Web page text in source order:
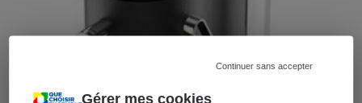
Gérer mes cookies
Continuer sans accepter